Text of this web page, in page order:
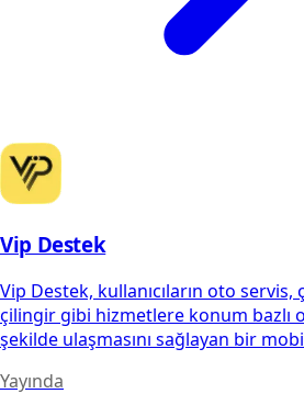
Vip Destek
Vip Destek, kullanıcıların oto
çilingir gibi hizmetlere konum bazlı
şekilde ulaşmasını sağlayan bir
Yayında